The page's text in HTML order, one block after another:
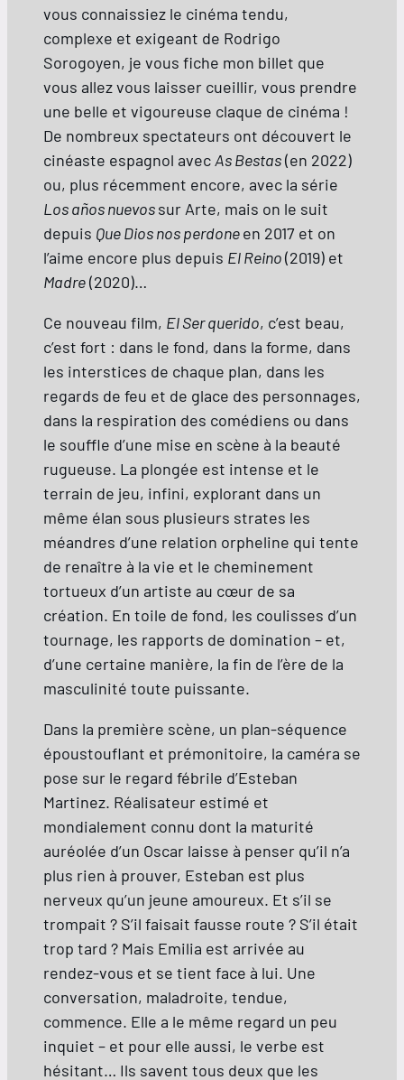
vous connaissiez le cinéma tendu,
complexe et exigeant de Rodrigo
Sorogoyen, je vous fiche mon billet que
vous allez vous laisser cueillir, vous prendre
une belle et vigoureuse claque de cinéma !
De nombreux spectateurs ont découvert le
cinéaste espagnol avec As Bestas(en 2022)
ou, plus récemment encore, avec la série
Los años nuevossur Arte, mais on le suit
depuis Que Dios nos perdoneen 2017 et on
l’aime encore plus depuis El Reino(2019) et
Madre(2020)…
Ce nouveau film, El Ser querido, c’est beau,
c’est fort : dans le fond, dans la forme, dans
les interstices de chaque plan, dans les
regards de feu et de glace des personnages,
dans la respiration des comédiens ou dans
le souffle d’une mise en scène à la beauté
rugueuse. La plongée est intense et le
terrain de jeu, infini, explorant dans un
même élan sous plusieurs strates les
méandres d’une relation orpheline qui tente
de renaître à la vie et le cheminement
tortueux d’un artiste au cœur de sa
création. En toile de fond, les coulisses d’un
tournage, les rapports de domination – et,
d’une certaine manière, la fin de l’ère de la
masculinité toute puissante.
Dans la première scène, un plan-séquence
époustouflant et prémonitoire, la caméra se
pose sur le regard fébrile d’Esteban
Martinez. Réalisateur estimé et
mondialement connu dont la maturité
auréolée d’un Oscar laisse à penser qu’il n’a
plus rien à prouver, Esteban est plus
nerveux qu’un jeune amoureux. Et s’il se
trompait ? S’il faisait fausse route ? S’il était
trop tard ? Mais Emilia est arrivée au
rendez-vous et se tient face à lui. Une
conversation, maladroite, tendue,
commence. Elle a le même regard un peu
inquiet – et pour elle aussi, le verbe est
hésitant… Ils savent tous deux que les